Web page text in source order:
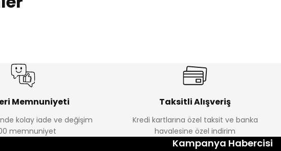
Çocuk Kot Pantolon Melra Kız Çocuk Kot Pantolon
%22
Koren Kız Çocuk ve Bebek Tayt
Memnuniyeti
kolay iade ve değişim
memnuniyet
Taksitli Alışveriş
Kredi kartlarına özel taksit ve banka
havalesine özel indirim
Kampanya Habercisi